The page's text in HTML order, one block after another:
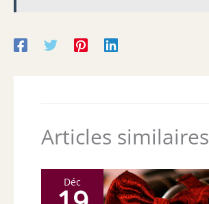
Articles similaires
Déc